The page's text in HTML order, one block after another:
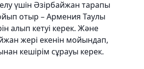
үшін Әзірбайжан тарапы
отыр – Армения Таулы
алып кетуі керек. Және
жері екенін мойындап,
кешірім сұрауы керек.